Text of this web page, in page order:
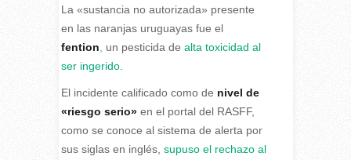
La «sustancia no autorizada» presente
en las naranjas uruguayas fue el
fention
un pesticida de alta toxicidad al
ser ingerido.
El incidente calificado como de nivel de
«riesgo serio»en el portal del RASFF,
como se conoce al sistema de alerta por
sus siglas en inglés, supuso el rechazo al